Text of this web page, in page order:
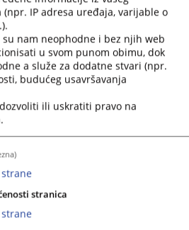
nabavke goriva za 2026.g
147 PREGLEDA
IP adresa uređaja, varijable o
nam neophodne i bez njih web
u svom punom obimu, dok
a služe za dodatne stvari (npr.
budućeg usavršavanja
ili uskratiti pravo na
stranica